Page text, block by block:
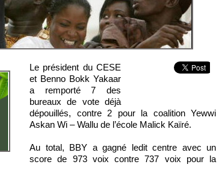
Le président du CESE
et Benno Bokk Yakaar
a remporté 7 des
bureaux de vote déjà
dépouillés, contre 2 pour la coalition Yewwi
Askan Wi – Wallu de l’école Malick Kaïré.
Au total, BBY a gagné ledit centre avec un
score de 973 voix contre 737 voix pour la